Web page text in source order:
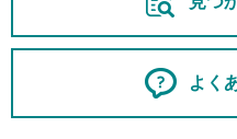
よく